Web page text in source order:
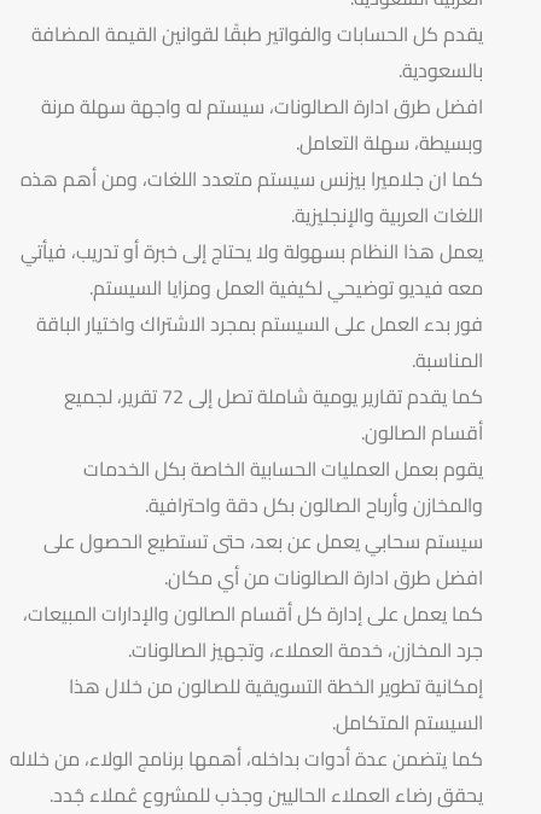
يقدم كل الحسابات والفواتير طبقًا لقوانين القيمة المضافة
بالسعودية.
افضل طرق ادارة الصالونات، سيستم له واجهة سهلة مرنة
وبسيطة، سهلة التعامل.
كما ان جلاميرا بيزنس سيستم متعدد اللغات، ومن أهم هذه
اللغات العربية والإنجليزية.
يعمل هذا النظام بسهولة ولا يحتاج إلى خبرة أو تدريب، فيأتي
معه فيديو توضيحي لكيفية العمل ومزايا السيستم.
فور بدء العمل على السيستم بمجرد الاشتراك واختيار الباقة
المناسبة.
كما يقدم تقارير يومية شاملة تصل إلى 72 تقرير، لجميع
أقسام الصالون.
يقوم بعمل العمليات الحسابية الخاصة بكل الخدمات
والمخازن وأرباح الصالون بكل دقة واحترافية.
سيستم سحابي يعمل عن بعد، حتى تستطيع الحصول على
افضل طرق ادارة الصالونات من أي مكان.
كما يعمل على إدارة كل أقسام الصالون والإدارات المبيعات،
جرد المخازن، خدمة العملاء، وتجهيز الصالونات.
إمكانية تطوير الخطة التسويقية للصالون من خلال هذا
السيستم المتكامل.
كما يتضمن عدة أدوات بداخله، أهمها برنامج الولاء، من خلاله
يحقق رضاء العملاء الحاليين وجذب للمشروع عُملاء جُدد.